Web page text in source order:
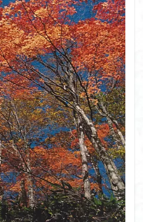
五百羅漢
二等三角点
久慈山地 丹沢
丸山
中央アルプスロープウェイ
奥社 伊勢
世界遺産
上州 上信越
三重県
三湖
三浦富士
島 三浦アルプス
三河
北杜市郊外
八溝川湧水群
ヶ岳山麓
北伊豆
前山
利根
冬桜 冠ヶ岳
兵庫県
伊豆
八国山